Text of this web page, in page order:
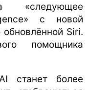
«следующее
с новой
Siri.
помощника
станет более